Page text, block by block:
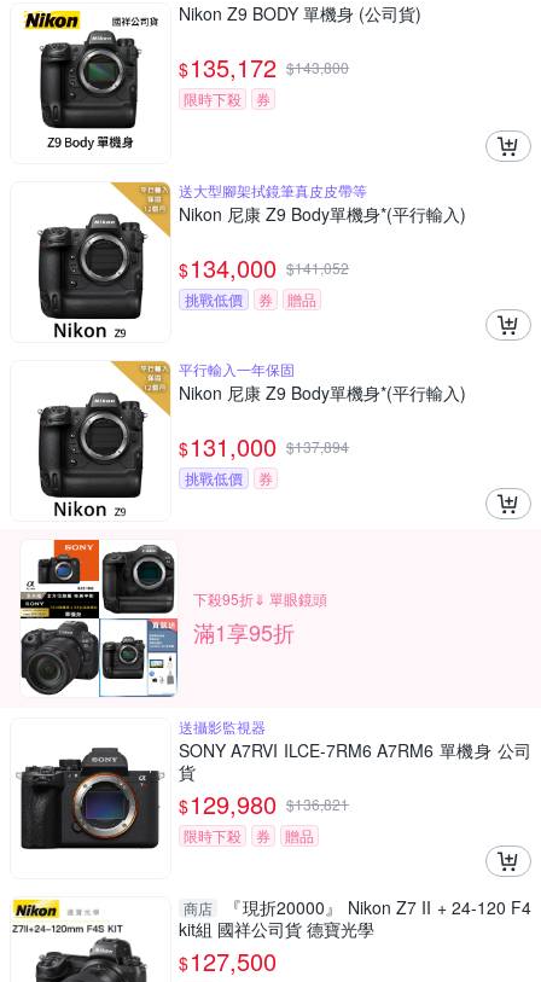
Nikon Z9 BODY 單機身 (公司貨)
$135,172 $143,800
限時下殺
券
送大型腳架拭鏡筆真皮皮帶等
Nikon 尼康 Z9 Body單機身*(平行輸入)
$134,000 $141,052
挑戰低價
券 贈品
平行輸入一年保固
Nikon 尼康 Z9 Body單機身*(平行輸入)
$131,000 $137,894
挑戰低價
券
下殺95折⇓ 單眼鏡頭
滿1享95折
送攝影監視器
SONY A7RVI ILCE-7RM6 A7RM6 單機身 公司
貨
$129,980 $136,821
限時下殺
券 贈品
商店
『現折20000』 Nikon Z7 II + 24-120 F4
kit組 國祥公司貨 德寶光學
$127,500